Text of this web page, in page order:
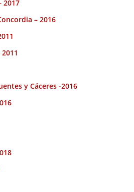
2017
– 2016
y Cáceres -2016